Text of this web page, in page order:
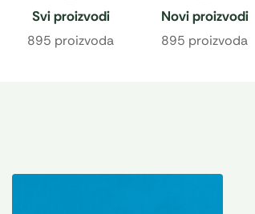
Svi proizvodi
895 proizvoda
Novi proizvodi
895 proizvoda